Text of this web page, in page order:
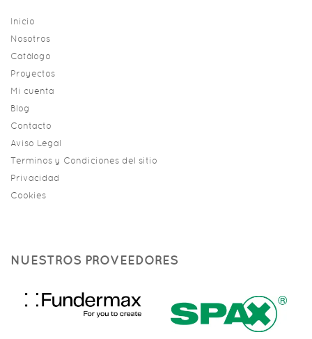
Inicio
Nosotros
Catálogo
Proyectos
Mi cuenta
Blog
Contacto
Aviso Legal
Terminos y Condiciones del sitio
Privacidad
Cookies
NUESTROS PROVEEDORES